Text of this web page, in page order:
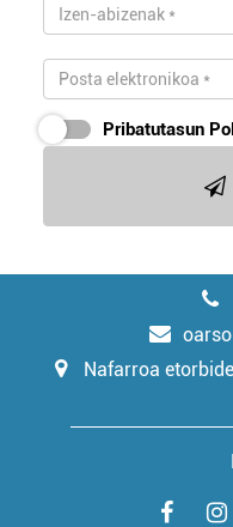
Pribatutasun
Nafarroa